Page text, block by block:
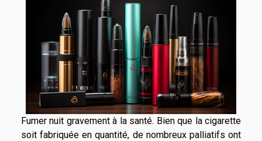
Fumer nuit gravement à la santé. Bien que la cigarette
soit fabriquée en quantité, de nombreux palliatifs ont